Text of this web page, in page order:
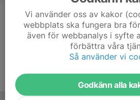
Ålder 51 år
Vi använder oss av kakor
webbplats ska fungera bra
även för webbanalys i syfte
förbättra våra
Så använder vi
Godkänn alla